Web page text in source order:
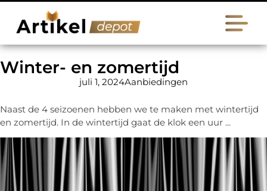
Winter- en zomertijd
juli 1, 2024Aanbiedingen
Naast de 4 seizoenen hebben we te maken met wintertijd
en zomertijd. In de wintertijd gaat de klok een uur ...